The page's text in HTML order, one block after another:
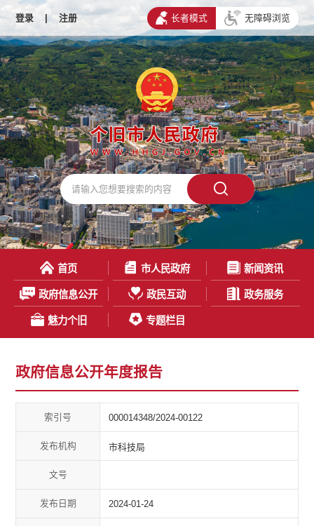
登录 | 注册 长者模式 无障碍浏览
首页 市人民政府 新闻资讯
政府信息公开 政民互动 政务服务
魅力个旧 专题栏目
政府信息公开年度报告
索引号 000014348/2024-00122
发布机构 市科技局
文号
发布日期 2024-01-24